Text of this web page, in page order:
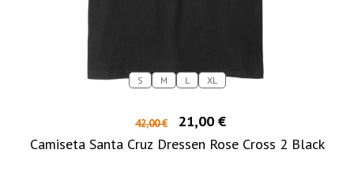
S M L XL
42,00 €
21,00 €
Camiseta Santa Cruz Dressen Rose Cross 2 Black